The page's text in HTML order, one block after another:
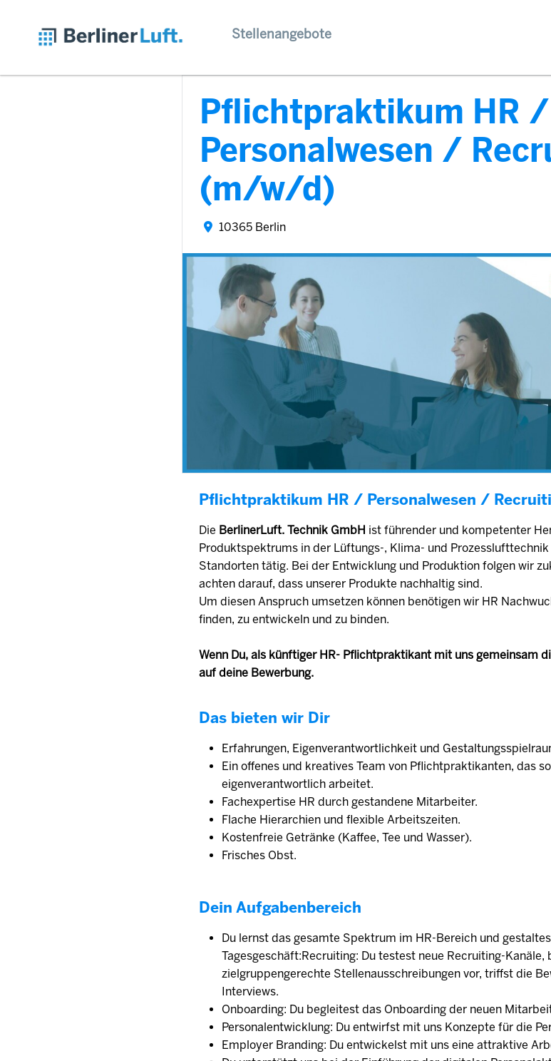
Stellenangebote
Pflichtpraktikum HR /
Personalwesen /
(m/w/d)
10365 Berlin
Pflichtpraktikum HR / Personalwesen /
Die BerlinerLuft. Technik GmbH ist führender und kompetenter
Produktspektrums in der Lüftungs-, Klima- und
Standorten tätig. Bei der Entwicklung und Produktion folgen wir
achten darauf, dass unserer Produkte nachhaltig sind.
Um diesen Anspruch umsetzen können benötigen wir HR
finden, zu entwickeln und zu binden.
Wenn Du, als künftiger HR- Pflichtpraktikant mit uns gemeinsam
auf deine Bewerbung.
Das bieten wir Dir
Erfahrungen, Eigenverantwortlichkeit und
Ein offenes und kreatives Team von Pflichtpraktikanten, das
eigenverantwortlich arbeitet.
Fachexpertise HR durch gestandene Mitarbeiter.
Flache Hierarchien und flexible Arbeitszeiten.
Kostenfreie Getränke (Kaffee, Tee und Wasser).
Frisches Obst.
Dein Aufgabenbereich
Du lernst das gesamte Spektrum im HR-Bereich und
Tagesgeschäft:Recruiting: Du testest neue Recruiting-Kanäle,
zielgruppengerechte Stellenausschreibungen vor, triffst die
Interviews.
Onboarding: Du begleitest das Onboarding der neuen
Personalentwicklung: Du entwirfst mit uns Konzepte für die
Employer Branding: Du entwickelst mit uns eine attraktive